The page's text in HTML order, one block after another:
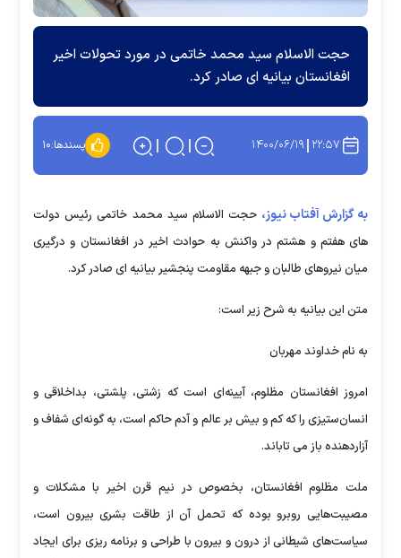
حجت الاسلام سید محمد خاتمی در مورد تحولات اخیر
افغانستان بیانیه ای صادر کرد.
۲۲:۵۷ ۱۴۰۰/۰۶/۱۹ پسندها:۱۰
به گزارش آفتاب نیوز، حجت الاسلام سید محمد خاتمی رئیس دولت
های هفتم و هشتم در واکنش به حوادث اخیر در افغانستان و درگیری
میان نیروهای طالبان و جبهه مقاومت پنجشیر بیانیه ای صادر کرد.
متن این بیانیه به شرح زیر است:
به نام خداوند مهربان
امروز افغانستان مظلوم، آیینه‌ای است که زشتی، پلشتی، بداخلاقی و
انسان‌ستیزی را که کم و بیش بر عالم و آدم حاکم است، به گونه‌ای شفاف و
آزاردهنده باز می تاباند.
ملت مظلوم افغانستان، بخصوص در نیم قرن اخیر با مشکلات و
مصیبت‌هایی روبرو بوده که تحمل آن از طاقت بشری بیرون است،
سیاست‌های شیطانی از درون و بیرون با طراحی و برنامه ریزی برای ایجاد